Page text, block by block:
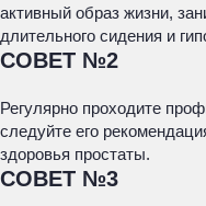
активный образ жизни,
длительного сидения и
СОВЕТ №2
Регулярно проходите
следуйте его
здоровья простаты.
СОВЕТ №3